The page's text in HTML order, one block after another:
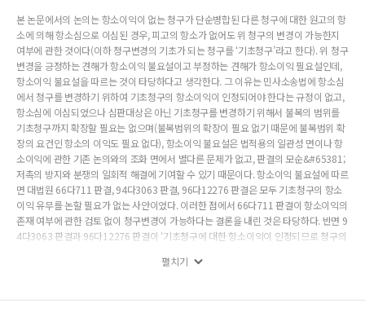
본 논문에서의 논의는 항소이익이 없는 청구가 단순병합된 다른 청구에 대한 원고의 항
소에 의해 항소심으로 이심된 경우, 피고의 항소가 없어도 위 청구의 변경이 가능한지
여부에 관한 것이다(이하 청구변경의 기초가 되는 청구를 ‘기초청구’라고 한다). 위 청구
변경을 긍정하는 견해가 항소이익 불요설이고 부정하는 견해가 항소이익 필요설인데,
항소이익 불요설을 따르는 것이 타당하다고 생각한다. 그 이유는 민사소송법에 항소심
에서 청구를 변경하기 위하여 기초청구의 항소이익이 인정되어야 한다는 규정이 없고,
항소심에 이심되었으나 심판대상은 아닌 기초청구를 변경하기 위해서 불복의 범위를
기초청구까지 확장할 필요는 없으며(불복범위의 확장이 필요 없기 때문에 불복범위 확
장의 요건인 항소의 이익도 필요 없다), 항소이익 불요설은 법적용의 일관성 면이나 항
소이익에 관한 기존 논의와의 조화 면에서 별다른 문제가 없고, 판결의 모순&#65381;
저촉의 방지와 분쟁의 일회적 해결에 기여할 수 있기 때문이다. 항소이익 불요설에 따르
면 대법원 66다711 판결, 94다3063 판결, 96다12276 판결은 모두 기초청구의 항소
이익 유무를 논할 필요가 없는 사안이었다. 이러한 점에서 66다711 판결이 항소이익의
존재 여부에 관한 검토 없이 청구변경이 가능하다는 결론을 내린 것은 타당하다. 반면 9
4다3063 판결과 96다12276 판결이 ‘기초청구에 대한 항소이익이 인정되므로 청구의
펼치기